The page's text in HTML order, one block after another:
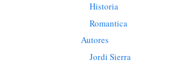
Historia
Romantica
Autores
Jordi Sierra